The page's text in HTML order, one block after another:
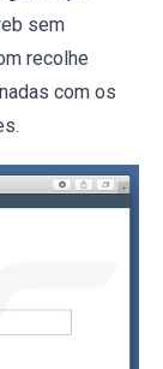
sem
recolhe
com os